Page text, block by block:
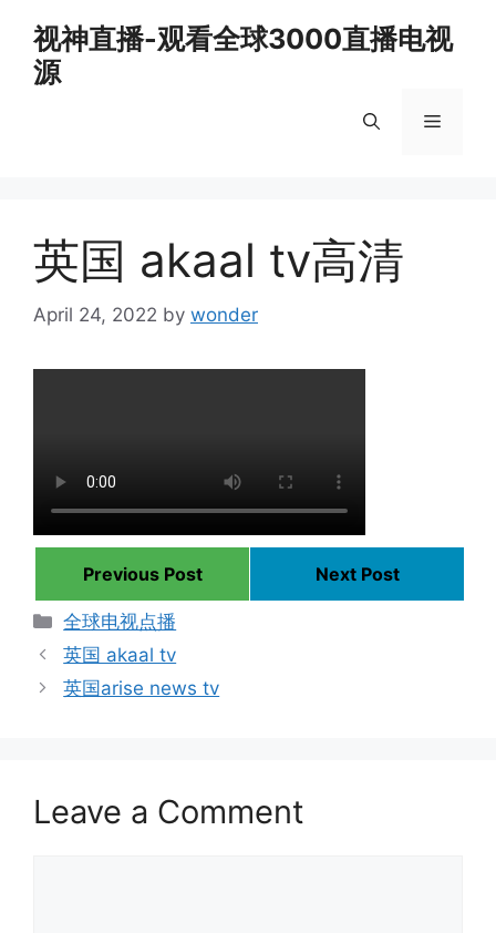
content
视神直播-观看全球3000直播电视
源
Menu
英国 akaal tv高清
April 24, 2022 by wonder
Previous Post
Next Post
Categories
全球电视点播
英国 akaal tv
英国arise news tv
Leave a Comment